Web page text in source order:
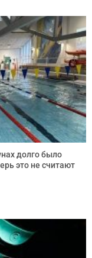
долго было
это не считают